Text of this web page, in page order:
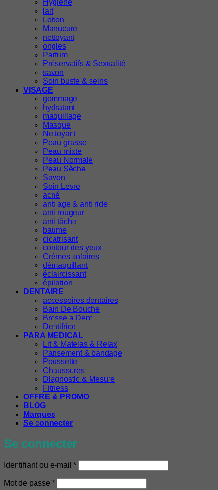
Hygiene
lait
Lotion
Manucure
nettoyant
ongles
Parfum
Préservatifs & Sexualité
savon
Soin buste & seins
VISAGE
gommage
hydratant
maquillage
Masque
Nettoyant
Peau grasse
Peau mixte
Peau Normale
Peau Sèche
Savon
Soin Levre
acné
anti age & anti ride
anti rougeur
anti tâche
baume
cicatrisant
contour des yeux
Crèmes solaires
démaquillant
éclaircissant
épilation
DENTAIRE
accessoires dentaires
Bain De Bouche
Brosse a Dent
Dentifrice
PARA MEDICAL
Lit & Matelas & Relax
Pansement & bandage
Poussette
Chaussures
Diagnostic & Mesure
Fitness
OFFRE & PROMO
BLOG
Marques
Se connecter
Se connecter
Identifiant ou e-mail *Obligatoire
Mot de passe *Obligatoire